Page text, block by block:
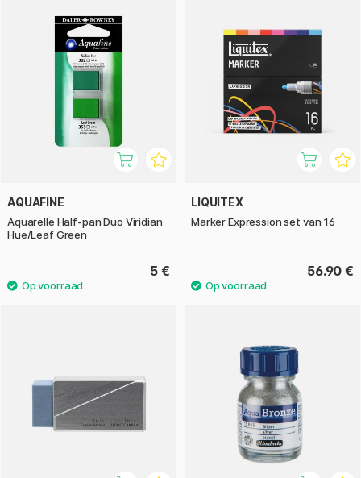
AQUAFINE
Aquarelle Half-pan Duo Viridian
Hue/Leaf Green
5 €
LIQUITEX
Marker Expression set van 16
56.90 €